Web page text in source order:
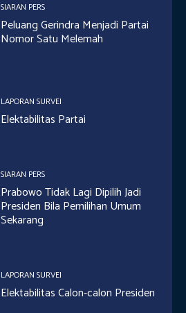
SIARAN PERS
Peluang Gerindra Menjadi Partai
Nomor Satu Melemah
LAPORAN SURVEI
Elektabilitas Partai
SIARAN PERS
Prabowo Tidak Lagi Dipilih Jadi
Presiden Bila Pemilihan Umum
Sekarang
LAPORAN SURVEI
Elektabilitas Calon-calon Presiden